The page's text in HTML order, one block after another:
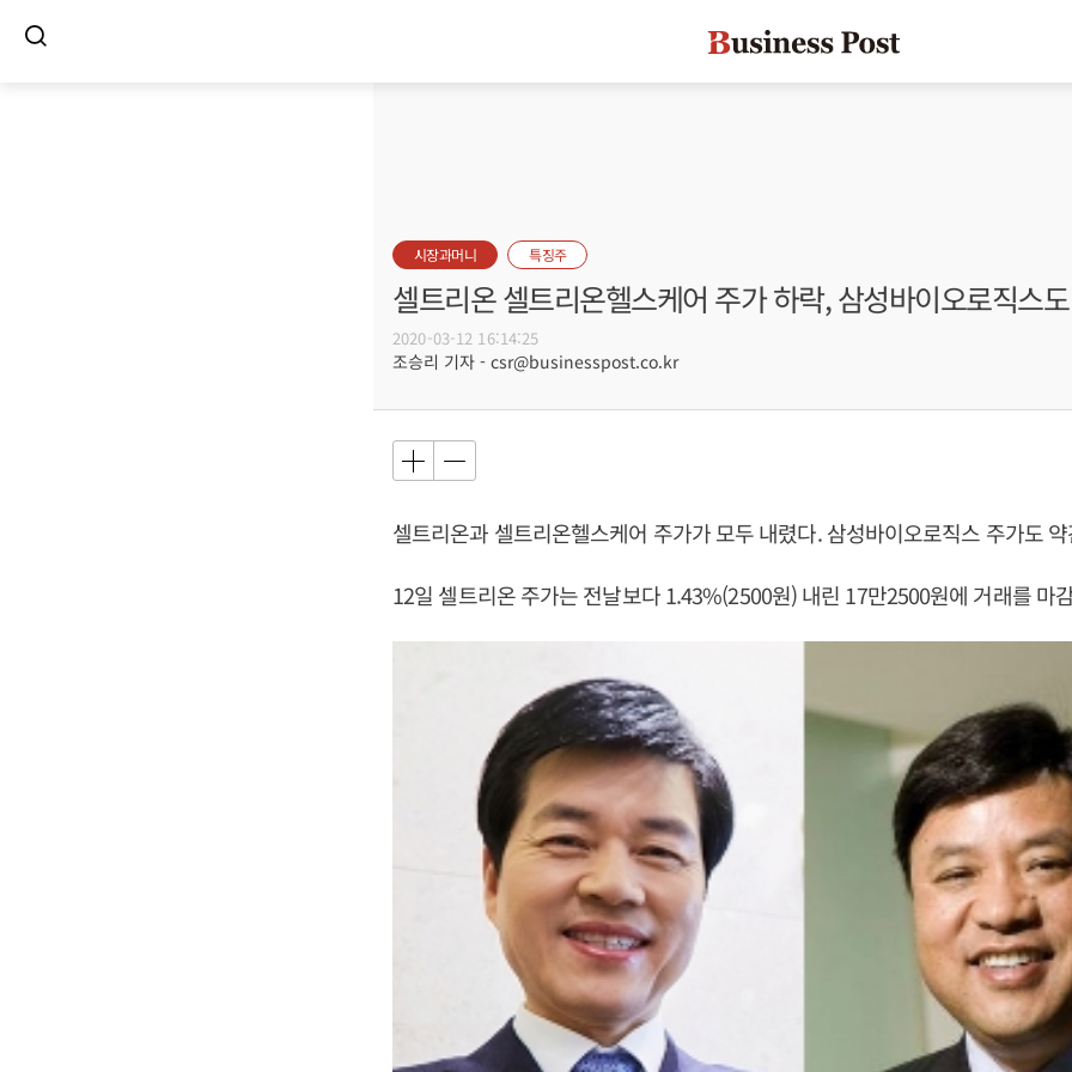
시장과머니 특징주
셀트리온 셀트리온헬스케어 주가 하락, 삼성바이오로직스
2020-03-12 16:14:25
조승리 기자 - csr@businesspost.co.kr
셀트리온과 셀트리온헬스케어 주가가 모두 내렸다. 삼성바이오로직스 주가도
12일 셀트리온 주가는 전날보다 1.43%(2500원) 내린 17만2500원에 거래를 마